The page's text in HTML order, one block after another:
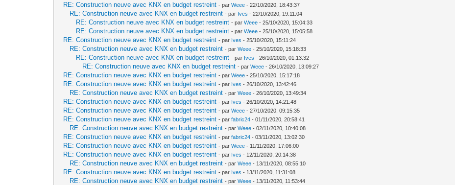
RE: Construction neuve avec KNX en budget restreint - parWeee - 22/10/2020, 18:43:37
RE: Construction neuve avec KNX en budget restreint - par Ives - 22/10/2020, 19:11:04
RE: Construction neuve avec KNX en budget restreint - parWeee - 25/10/2020, 15:04:33
RE: Construction neuve avec KNX en budget restreint - parWeee - 25/10/2020, 15:05:58
RE: Construction neuve avec KNX en budget restreint - par Ives - 25/10/2020, 15:11:24
RE: Construction neuve avec KNX en budget restreint - parWeee - 25/10/2020, 15:18:33
RE: Construction neuve avec KNX en budget restreint - par Ives - 26/10/2020, 01:13:32
RE: Construction neuve avec KNX en budget restreint - parWeee - 26/10/2020, 13:09:27
RE: Construction neuve avec KNX en budget restreint - parWeee - 25/10/2020, 15:17:18
RE: Construction neuve avec KNX en budget restreint - par Ives - 26/10/2020, 13:42:46
RE: Construction neuve avec KNX en budget restreint - parWeee - 26/10/2020, 13:49:34
RE: Construction neuve avec KNX en budget restreint - par Ives - 26/10/2020, 14:21:48
RE: Construction neuve avec KNX en budget restreint - parWeee - 27/10/2020, 09:15:35
RE: Construction neuve avec KNX en budget restreint - parfabric24 - 01/11/2020, 20:58:41
RE: Construction neuve avec KNX en budget restreint - parWeee - 02/11/2020, 10:40:08
RE: Construction neuve avec KNX en budget restreint - parfabric24 - 03/11/2020, 13:02:30
RE: Construction neuve avec KNX en budget restreint - parWeee - 11/11/2020, 17:06:00
RE: Construction neuve avec KNX en budget restreint - par Ives - 12/11/2020, 20:14:38
RE: Construction neuve avec KNX en budget restreint - parWeee - 13/11/2020, 08:55:10
RE: Construction neuve avec KNX en budget restreint - par Ives - 13/11/2020, 11:31:08
RE: Construction neuve avec KNX en budget restreint - parWeee - 13/11/2020, 11:53:44